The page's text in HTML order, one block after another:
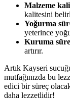
Malzeme
kalitesini
Yoğurma
yeterince
Kuruma
artırır.
Artık Kayseri
mutfağınızda bu
edici bir süreç
daha lezzetlidir!